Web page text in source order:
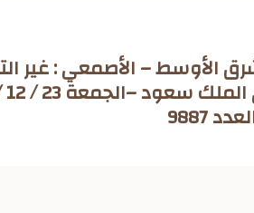
الأوسط – الأصمعي : غير
ببرقية